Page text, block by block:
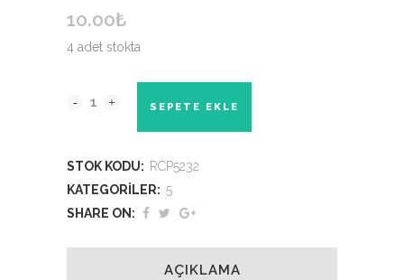
10.00₺
4 adet stokta
İPEK
quantity
SEPETE EKLE
STOK KODU: RCP5232
KATEGORILER: 5
SHARE ON:
AÇIKLAMA